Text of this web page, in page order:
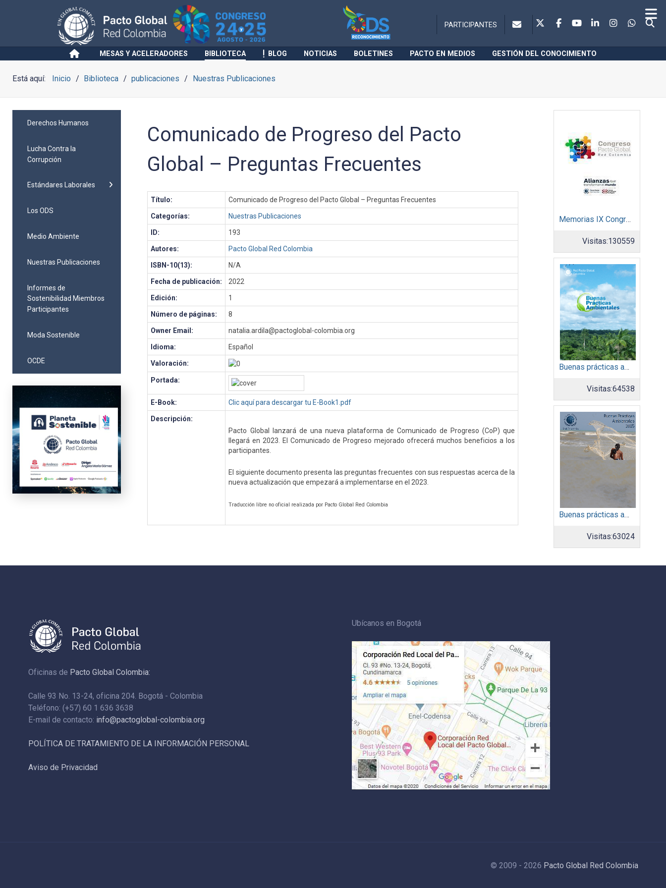
PARTICIPANTES
MESAS Y ACELERADORES BIBLIOTECA BLOG NOTICIAS BOLETINES PACTO EN MEDIOS GESTIÓN DEL CONOCIMIENTO
Está aquí: Inicio Biblioteca publicaciones Nuestras Publicaciones
Derechos Humanos
Lucha Contra la
Corrupción
Estándares Laborales
Los ODS
Medio Ambiente
Nuestras Publicaciones
Informes de
Sostenibilidad Miembros
Participantes
Moda Sostenible
OCDE
Comunicado de Progreso del Pacto
Global – Preguntas Frecuentes
Título: Comunicado de Progreso del Pacto Global – Preguntas Frecuentes
Categorías: Nuestras Publicaciones
ID: 193
Autores: Pacto Global Red Colombia
ISBN-10(13): N/A
Fecha de publicación: 2022
Edición: 1
Número de páginas: 8
Owner Email: natalia.ardila@pactoglobal-colombia.org
Idioma: Español
Valoración:
Portada:
E-Book: Clic aquí para descargar tu E-Book1.pdf
Descripción:
Pacto Global lanzará de una nueva plataforma de Comunicado de Progreso (CoP) que
llegará en 2023. El Comunicado de Progreso mejorado ofrecerá muchos beneficios a los
participantes.
El siguiente documento presenta las preguntas frecuentes con sus respuestas acerca de la
nueva actualización que empezará a implementarse en el 2023.
Traducción libre no oficial realizada por Pacto Global Red Colombia
Memorias IX Congreso Pacto Global 2019
Visitas:130559
Buenas prácticas ambientales 2014
Visitas:64538
Buenas prácticas ambientales 2015
Visitas:63024
Oficinas de Pacto Global Colombia:
Calle 93 No. 13-24, oficina 204. Bogotá - Colombia
Teléfono: (+57) 60 1 636 3638
E-mail de contacto: info@pactoglobal-colombia.org
POLÍTICA DE TRATAMIENTO DE LA INFORMACIÓN PERSONAL
Aviso de Privacidad
Ubícanos en Bogotá
© 2009 - 2026 Pacto Global Red Colombia